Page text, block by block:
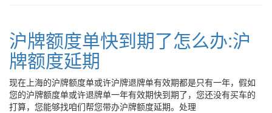
沪牌额度单快到期了怎么办:沪
牌额度延期
现在上海的沪牌额度单或许沪牌退牌单有效期都是只有一年，假如
您的沪牌额度单或许退牌单一年有效期快到期了，您还没有买车的
打算，您能够找咱们帮您带办沪牌额度延期。处理